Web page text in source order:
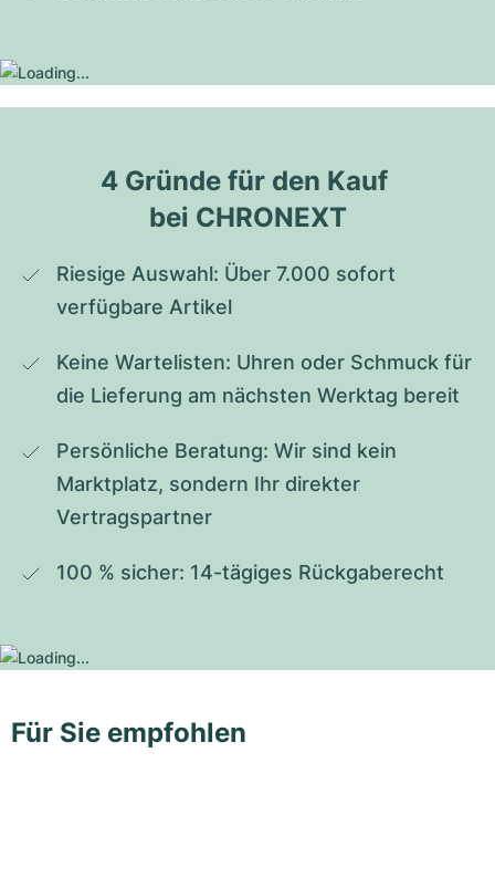
4 Gründe für den Kauf
bei CHRONEXT
Riesige Auswahl: Über 7.000 sofort
verfügbare Artikel
Keine Wartelisten: Uhren oder Schmuck für
die Lieferung am nächsten Werktag bereit
Persönliche Beratung: Wir sind kein
Marktplatz, sondern Ihr direkter
Vertragspartner
100 % sicher: 14-tägiges Rückgaberecht
Für Sie empfohlen